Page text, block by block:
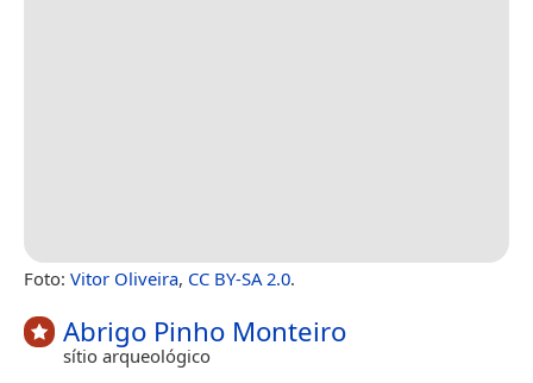
Foto: Vitor Oliveira, CC BY-SA 2.0.
Abrigo Pinho Monteiro
sítio arqueológico